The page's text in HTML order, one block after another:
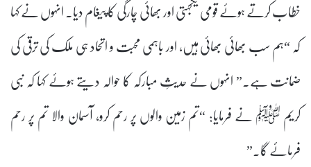
خطاب کرتے ہوئے قومی یکجہتی اور بھائی چارگی کا پیغام دیا۔ انہوں نے کہا
کہ “ہم سب بھائی بھائی ہیں، اور باہمی محبت و اتحاد ہی ملک کی ترقی کی
ضمانت ہے۔” انہوں نے حدیثِ مبارکہ کا حوالہ دیتے ہوئے کہا کہ نبی
کریم ﷺ نے فرمایا: “تم زمین والوں پر رحم کرو، آسمان والا تم پر رحم
فرمائے گا۔”